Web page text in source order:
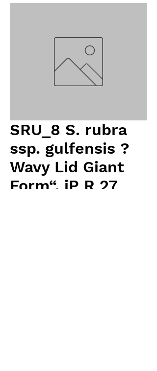
SRU_8 S. rubra
ssp. gulfensis ?
Wavy Lid Giant
Form“, iP R 27